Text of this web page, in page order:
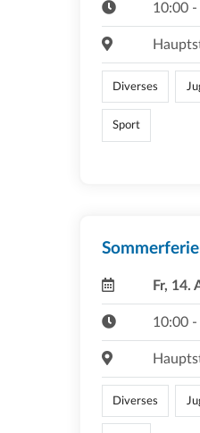
10:00
Diverses
Sport
Fr, 14.
10:00
Diverses